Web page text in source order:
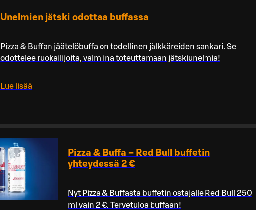
Unelmien jätski odottaa buffassa
Pizza & Buffan jäätelöbuffa on todellinen jälkkäreiden sankari. Se
odottelee ruokailijoita, valmiina toteuttamaan jätskiunelmia!
Lue lisää
Pizza & Buffa – Red Bull buffetin
yhteydessä 2 €
Nyt Pizza & Buffasta buffetin ostajalle Red Bull 250
ml vain 2 €. Tervetuloa buffaan!